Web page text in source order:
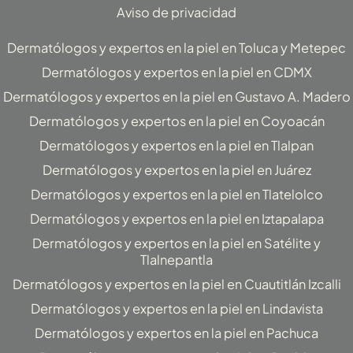
Aviso de privacidad
Dermatólogos y expertos en la piel en Toluca y Metepec
Dermatólogos y expertos en la piel en CDMX
Dermatólogos y expertos en la piel en Gustavo A. Madero
Dermatólogos y expertos en la piel en Coyoacán
Dermatólogos y expertos en la piel en Tlalpan
Dermatólogos y expertos en la piel en Juárez
Dermatólogos y expertos en la piel en Tlatelolco
Dermatólogos y expertos en la piel en Iztapalapa
Dermatólogos y expertos en la piel en Satélite y
Tlalnepantla
Dermatólogos y expertos en la piel en Cuautitlán Izcalli
Dermatólogos y expertos en la piel en Lindavista
Dermatólogos y expertos en la piel en Pachuca